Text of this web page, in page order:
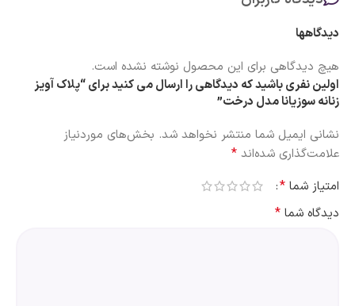
دیدگاهها
هیچ دیدگاهی برای این محصول نوشته نشده است.
اولین نفری باشید که دیدگاهی را ارسال می کنید برای “پلاک آویز
زنانه سوزیانا مدل درخت”
نشانی ایمیل شما منتشر نخواهد شد. بخش‌های موردنیاز
علامت‌گذاری شده‌اند *
امتیاز شما *
دیدگاه شما *